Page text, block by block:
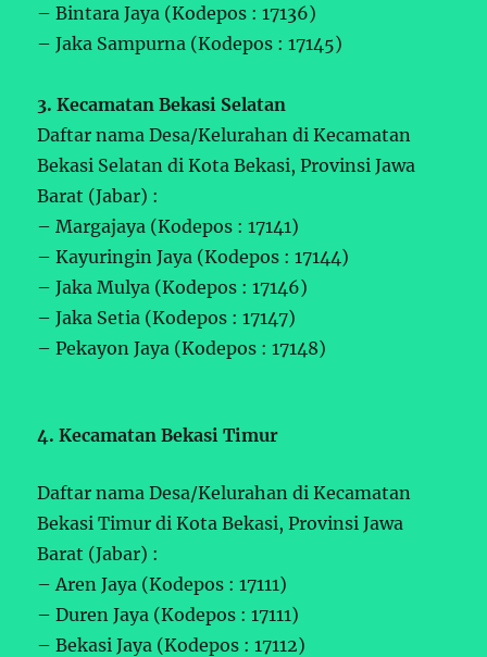
– Bintara Jaya (Kodepos : 17136)
– Jaka Sampurna (Kodepos : 17145)
3. Kecamatan Bekasi Selatan
Daftar nama Desa/Kelurahan di Kecamatan
Bekasi Selatan di Kota Bekasi, Provinsi Jawa
Barat (Jabar) :
– Margajaya (Kodepos : 17141)
– Kayuringin Jaya (Kodepos : 17144)
– Jaka Mulya (Kodepos : 17146)
– Jaka Setia (Kodepos : 17147)
– Pekayon Jaya (Kodepos : 17148)
4. Kecamatan Bekasi Timur
Daftar nama Desa/Kelurahan di Kecamatan
Bekasi Timur di Kota Bekasi, Provinsi Jawa
Barat (Jabar) :
– Aren Jaya (Kodepos : 17111)
– Duren Jaya (Kodepos : 17111)
– Bekasi Jaya (Kodepos : 17112)